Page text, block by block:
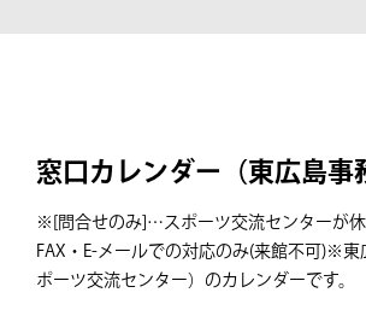
窓口カレンダー（東広島事
※[問合せのみ]…スポーツ交流センターが
FAX・E-メールでの対応のみ(来館不可)※東
ポーツ交流センター）のカレンダーです。